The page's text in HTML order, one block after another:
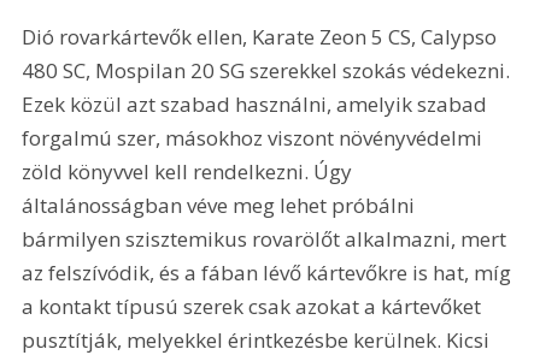
Dió rovarkártevők ellen, Karate Zeon 5 CS, Calypso
480 SC, Mospilan 20 SG szerekkel szokás védekezni.
Ezek közül azt szabad használni, amelyik szabad
forgalmú szer, másokhoz viszont növényvédelmi
zöld könyvvel kell rendelkezni. Úgy
általánosságban véve meg lehet próbálni
bármilyen szisztemikus rovarölőt alkalmazni, mert
az felszívódik, és a fában lévő kártevőkre is hat, míg
a kontakt típusú szerek csak azokat a kártevőket
pusztítják, melyekkel érintkezésbe kerülnek. Kicsi